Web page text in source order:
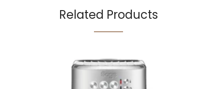
Related Products